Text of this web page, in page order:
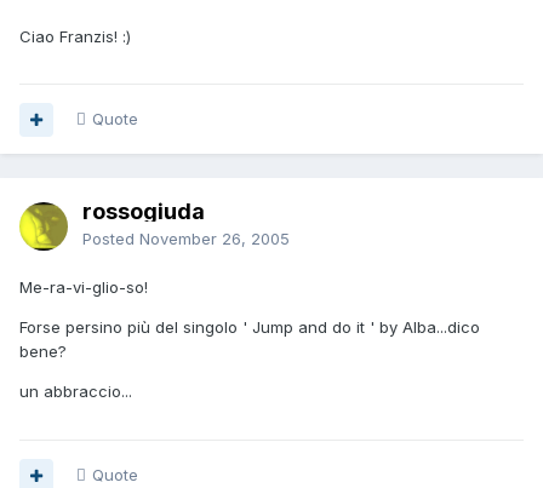
Ciao Franzis! :)
Quote
rossogiuda
Posted November 26, 2005
Me-ra-vi-glio-so!
Forse persino più del singolo ' Jump and do it ' by Alba...dico
bene?
un abbraccio...
Quote